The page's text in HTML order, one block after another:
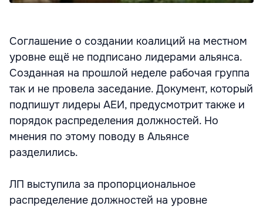
Соглашение о создании коалиций на местном
уровне ещё не подписано лидерами альянса.
Созданная на прошлой неделе рабочая группа
так и не провела заседание. Документ, который
подпишут лидеры АЕИ, предусмотрит также и
порядок распределения должностей. Но
мнения по этому поводу в Альянсе
разделились.
ЛП выступила за пропорциональное
распределение должностей на уровне